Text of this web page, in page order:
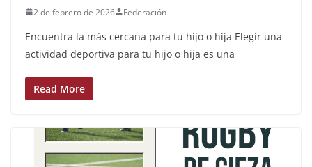
2 de febrero de 2026 Federación
Encuentra la más cercana para tu hijo o hija Elegir una
actividad deportiva para tu hijo o hija es una
Read More